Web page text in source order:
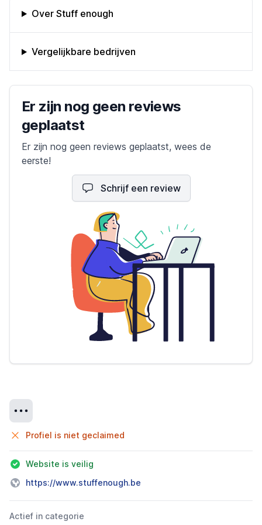
Over Stuff enough
Vergelijkbare bedrijven
Bedrijfs reviews
Er zijn nog geen reviews
geplaatst
Er zijn nog geen reviews geplaatst, wees de
eerste!
Schrijf een review
Profiel is niet geclaimed
Website is veilig
https://www.stuffenough.be
Actief in categorie